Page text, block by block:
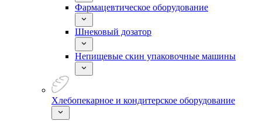
Фармацевтическое оборудование
Шнековый дозатор
Непищевые скин упаковочные машины
Хлебопекарное и кондитерское оборудование